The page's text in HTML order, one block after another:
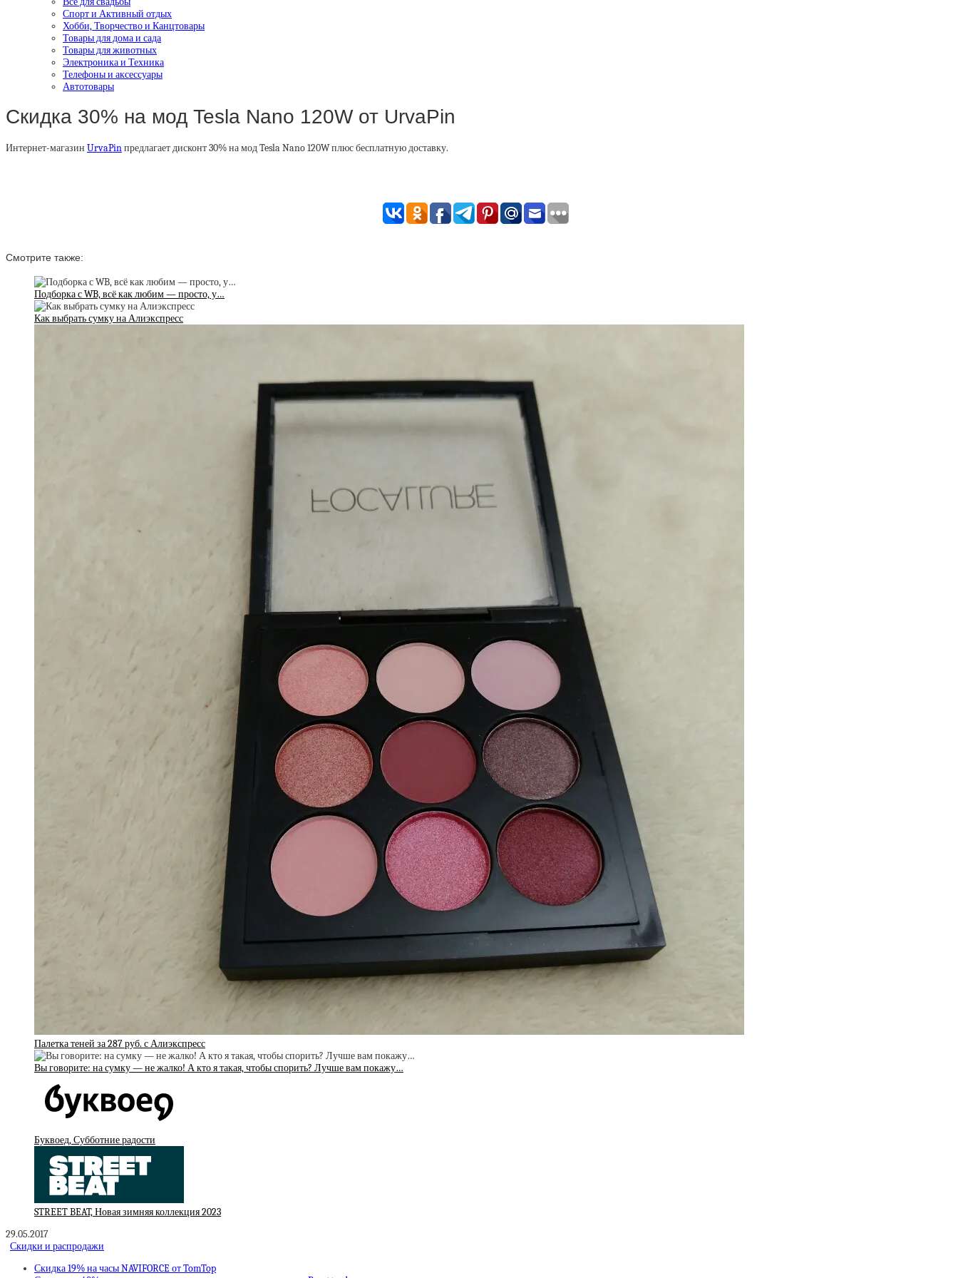
Спорт и Активный отдых
Хобби, Творчество и Канцтовары
Товары для дома и сада
Товары для животных
Электроника и Техника
Телефоны и аксессуары
Автотовары
Скидка 30% на мод Tesla Nano 120W от UrvaPin
Интернет-магазин UrvaPinпредлагает дисконт 30% на мод Tesla Nano 120W плюс бесплатную доставку.
Смотрите также:
Подборка с WB, всё как любим — просто, у…
Как выбрать сумку на Алиэкспресс
Палетка теней за 287 руб. с Алиэкспресс
Вы говорите: на сумку — не жалко! А кто я такая, чтобы спорить? Лучше вам покажу…
Буквоед, Субботние радости
STREET BEAT, Новая зимняя коллекция 2023
29.05.2017
Скидки и распродажи
Скидка 19% на часы NAVIFORCE от TomTop